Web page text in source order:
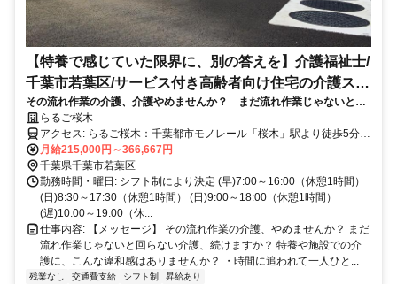
【特養で感じていた限界に、別の答えを】介護福祉士/
千葉市若葉区/サービス付き高齢者向け住宅の介護スタ
ッフ/常勤
その流れ作業の介護、介護やめませんか？ まだ流れ作業じゃないと回
らない介護、続けますか？
らるご桜木
アクセス: らるご桜木：千葉都市モノレール「桜木」駅より徒歩5分
らるご桜木弐番館：千葉都市モノレール「桜木」駅より徒歩12分 ※
事業所敷地内に駐車場があるので車通勤OKです！
月給215,000円～366,667円
千葉県千葉市若葉区
勤務時間・曜日: シフト制により決定 (早)7:00～16:00（休憩1時間）
(日)8:30～17:30（休憩1時間） (日)9:00～18:00（休憩1時間）
(遅)10:00～19:00（休...
仕事内容: 【メッセージ】 その流れ作業の介護、やめませんか？ まだ
流れ作業じゃないと回らない介護、続けますか？ 特養や施設での介
護に、こんな違和感はありませんか？ ・時間に追われて一人ひと...
残業なし 交通費支給 シフト制 昇給あり